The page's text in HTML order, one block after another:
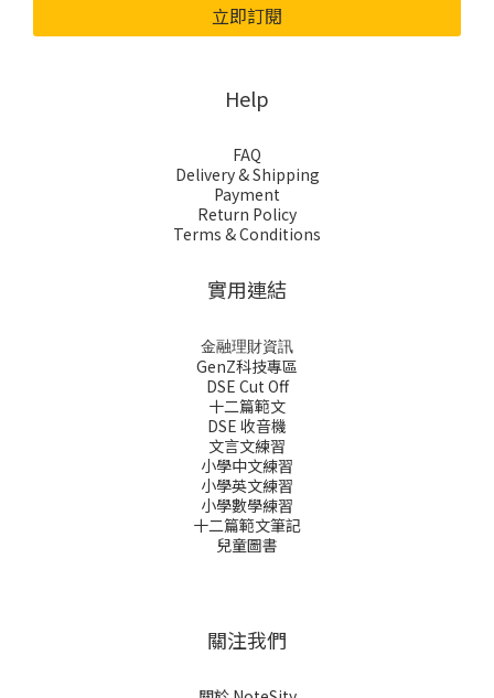
立即訂閱
Help
FAQ
Delivery & Shipping
Payment
Return Policy
Terms & Conditions
實用連結
金融理財資訊
GenZ科技專區
DSE Cut Off
十二篇範文
DSE 收音機
文言文練習
小學中文練習
小學英文練習
小學數學練習
十二篇範文筆記
兒童圖書
關注我們